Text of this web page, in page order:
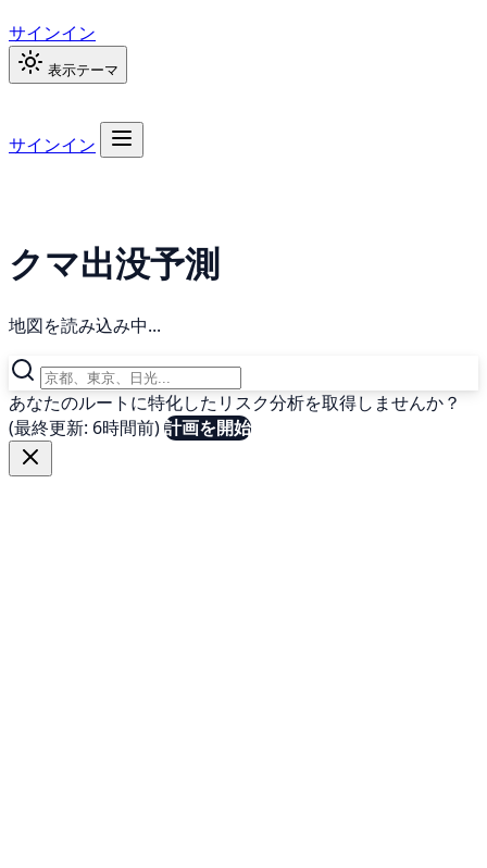
サインイン
表示テーマ
サインイン
クマ出没予測
地図を読み込み中...
あなたのルートに特化したリスク分析を取得しませんか？
(最終更新: 6時間前)計画を開始